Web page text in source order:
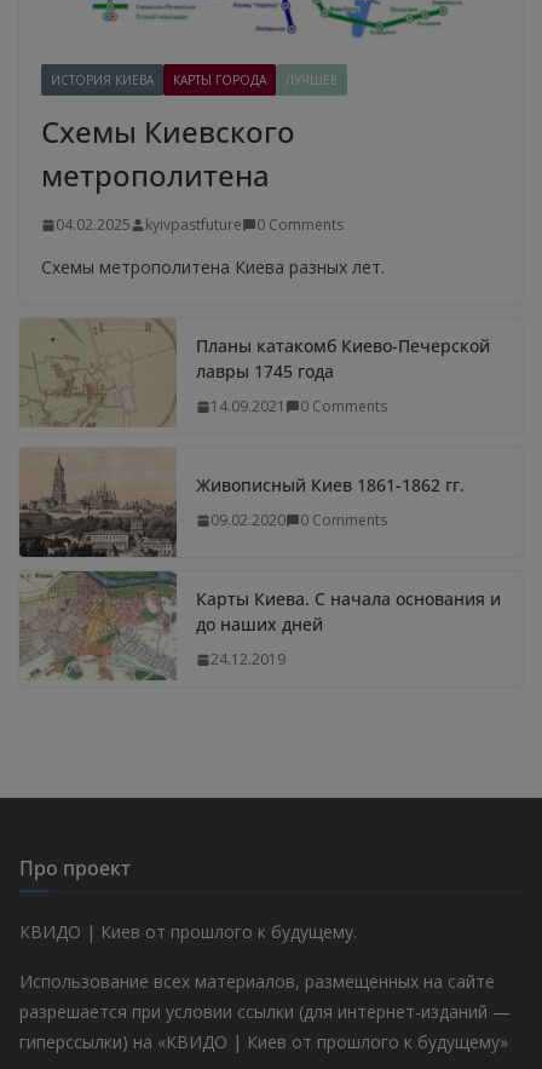
ИСТОРИЯ КИЕВА КАРТЫ ГОРОДА ЛУЧШЕЕ
Схемы Киевского
метрополитена
04.02.2025 kyivpastfuture 0 Comments
Схемы метрополитена Киева разных лет.
Планы катакомб Киево-Печерской
лавры 1745 года
14.09.2021 0 Comments
Живописный Киев 1861-1862 гг.
09.02.2020 0 Comments
Карты Киева. С начала основания и
до наших дней
24.12.2019
Про проект
КВИДО | Киев от прошлого к будущему.
Использование всех материалов, размещенных на сайте
разрешается при условии ссылки (для интернет-изданий —
гиперссылки) на «КВИДО | Киев от прошлого к будущему»